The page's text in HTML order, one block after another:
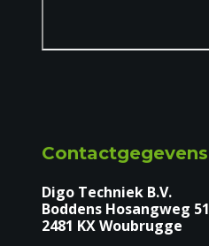
Contactgegevens
Digo Techniek B.V.
Boddens Hosangweg 51
2481 KX Woubrugge